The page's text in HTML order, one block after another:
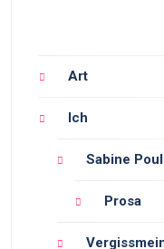
Art
Ich
Sabine
Prosa